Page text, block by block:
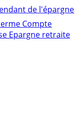
de l'épargne
Compte
Epargne retraite